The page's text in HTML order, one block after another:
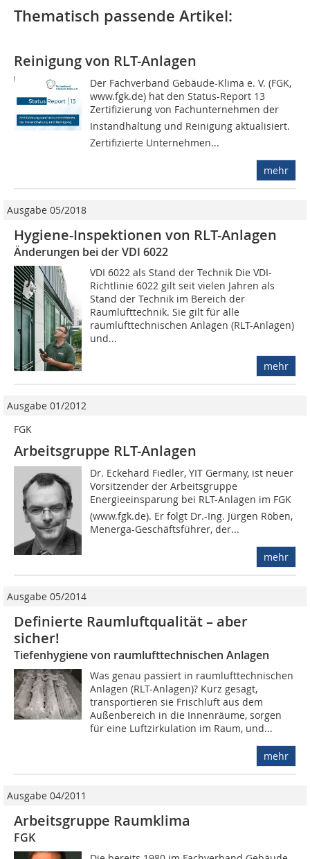
Thematisch passende Artikel:
Reinigung von RLT-Anlagen
Der Fachverband Gebäude-Klima e. V. (FGK,
www.fgk.de) hat den Status-Report 13
Zertifizierung von Fachunternehmen der
Instandhaltung und Reinigung aktualisiert.
Zertifizierte Unternehmen...
mehr
Ausgabe 05/2018
Hygiene-Inspektionen von RLT-Anlagen
Änderungen bei der VDI 6022
VDI 6022 als Stand der Technik Die VDI-
Richtlinie 6022 gilt seit vielen Jahren als
Stand der Technik im Bereich der
Raumlufttechnik. Sie gilt für alle
raumlufttechnischen Anlagen (RLT-Anlagen)
und...
mehr
Ausgabe 01/2012
FGK
Arbeitsgruppe RLT-Anlagen
Dr. Eckehard Fiedler, YIT Germany, ist neuer
Vorsitzender der Arbeitsgruppe
Energieeinsparung bei RLT-Anlagen im FGK
(www.fgk.de). Er folgt Dr.-Ing. Jürgen Röben,
Menerga-Geschäftsführer, der...
mehr
Ausgabe 05/2014
Definierte Raumluftqualität – aber
sicher!
Tiefenhygiene von raumlufttechnischen Anlagen
Was genau passiert in raumlufttechnischen
Anlagen (RLT-Anlagen)? Kurz gesagt,
transportieren sie Frischluft aus dem
Außenbereich in die Innenräume, sorgen
für eine Luftzirkulation im Raum, und...
mehr
Ausgabe 04/2011
Arbeitsgruppe Raumklima
FGK